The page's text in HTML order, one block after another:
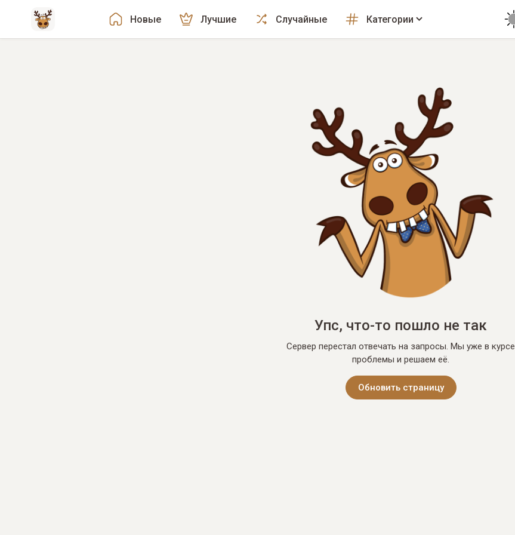
Новые Лучшие Случайные Категории
Упс, что-то пошло не так
Сервер перестал отвечать на запросы. Мы уже в курсе
проблемы и решаем её.
Обновить страницу